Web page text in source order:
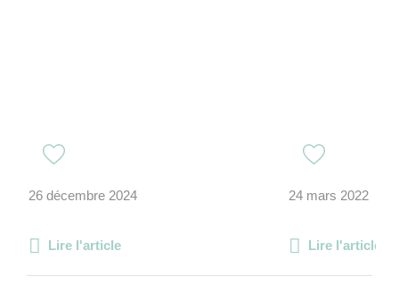
26 décembre 2024
Lire l'article
24 mars 2022
Lire l'article